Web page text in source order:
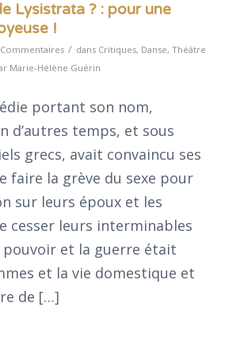
Lysistrata ? : pour une
!
/ dans Critiques, Danse, Théâtre
Marie-Hélène Guérin
portant son nom,
d’autres temps, et sous
grecs, avait convaincu ses
faire la grève du sexe pour
sur leurs époux et les
cesser leurs interminables
pouvoir et la guerre était
et la vie domestique et
de […]